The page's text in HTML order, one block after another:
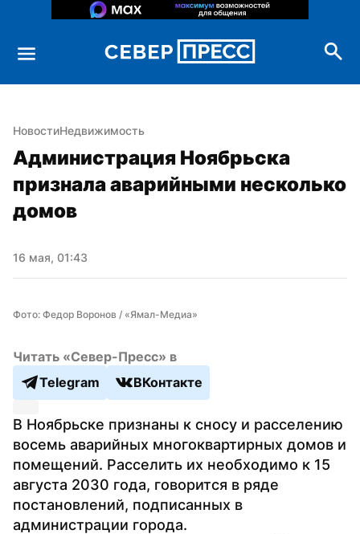
НовостиНедвижимость
Администрация Ноябрьска
признала аварийными несколько
домов
16 мая, 01:43
Фото: Федор Воронов / «Ямал-Медиа»
Читать «Север-Пресс» в
Telegram
ВКонтакте
В Ноябрьске признаны к сносу и расселению
восемь аварийных многоквартирных домов и
помещений. Расселить их необходимо к 15
августа 2030 года, говорится в ряде
постановлений, подписанных в
администрации города.